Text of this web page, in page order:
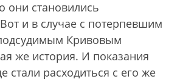
они становились
и в случае с потерпевшим
Кривовым
же история. И показания
стали расходиться с его же